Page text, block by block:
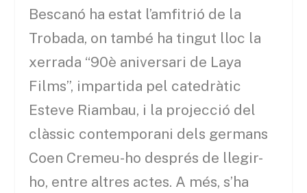
Bescanó ha estat l’amfitrió de la
Trobada, on també ha tingut lloc la
xerrada “90è aniversari de Laya
Films”, impartida pel catedràtic
Esteve Riambau, i la projecció del
clàssic contemporani dels germans
Coen Cremeu-ho després de llegir-
ho, entre altres actes. A més, s’ha